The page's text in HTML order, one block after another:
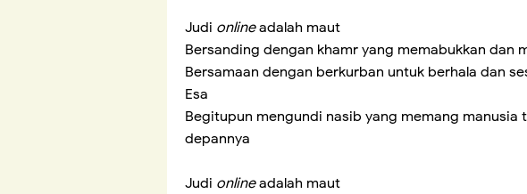
Judi onlineadalah maut
Bersanding dengan khamr yang memabukkan dan
Bersamaan dengan berkurban untuk berhala dan
Esa
Begitupun mengundi nasib yang memang manusia
depannya
Judi onlineadalah maut